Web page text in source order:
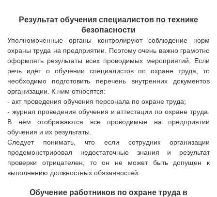
Результат обучения специалистов по технике
безопасности
Уполномоченные органы контролируют соблюдение норм
охраны труда на предприятии. Поэтому очень важно грамотно
оформлять результаты всех проводимых мероприятий. Если
речь идёт о обучении специалистов по охране труда, то
необходимо подготовить перечень внутренних документов
организации. К ним относятся:
- акт проведения обучения персонала по охране труда;
- журнал проведения обучения и аттестации по охране труда.
В нём отображаются все проводимые на предприятии
обучения и их результаты.
Следует понимать, что если сотрудник организации
продемонстрировал недостаточные знания и результат
проверки отрицателен, то он не может быть допущен к
выполнению должностных обязанностей.
Обучение работников по охране труда в